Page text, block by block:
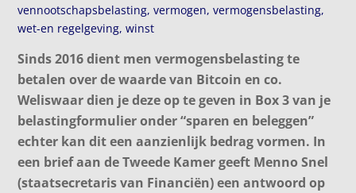
vennootschapsbelasting,vermogen,vermogensbelasting,
wet-en regelgeving,winst
Sinds 2016 dient men vermogensbelasting te
betalen over de waarde van Bitcoin en co.
Weliswaar dien je deze op te geven in Box 3 van je
belastingformulier onder “sparen en beleggen”
echter kan dit een aanzienlijk bedrag vormen. In
een brief aan de Tweede Kamer geeft Menno Snel
(staatsecretaris van Financiën) een antwoord op